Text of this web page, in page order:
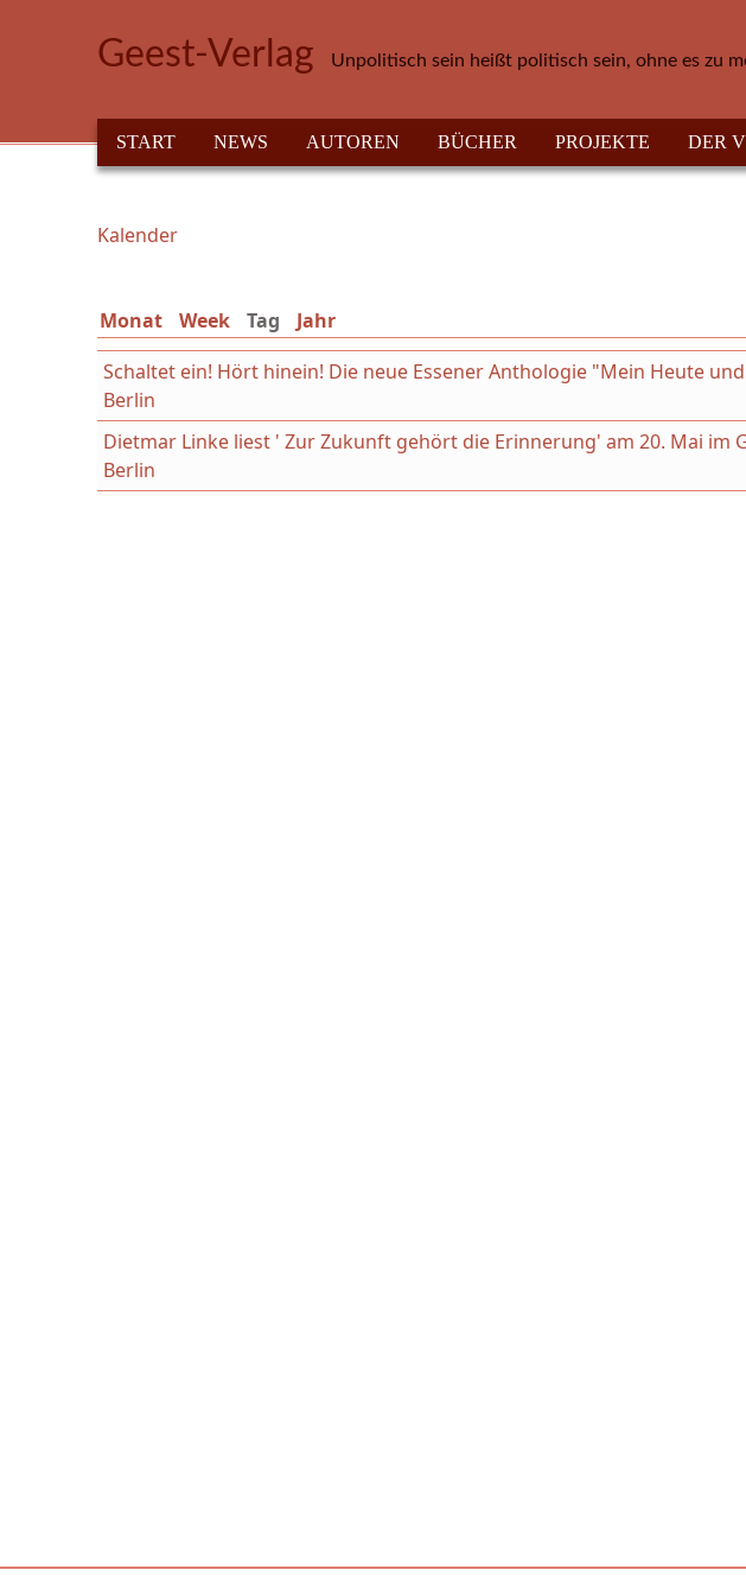
Geest-Verlag Unpolitisch sein heißt politisch sein, ohne es zu
HAUPTMENÜ
START NEWS AUTOREN BÜCHER PROJEKTE DER
Sie sind hier
Kalender
Monat Week Tag (aktiver Reiter)
Jahr
Schaltet ein! Hört hinein! Die neue Essener Anthologie "Mein Heute
Berlin
Dietmar Linke liest ' Zur Zukunft gehört die Erinnerung' am 20. Mai im
Berlin